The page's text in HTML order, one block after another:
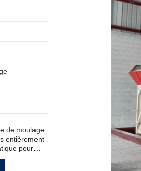
de moulage
entièrement
pour
standard